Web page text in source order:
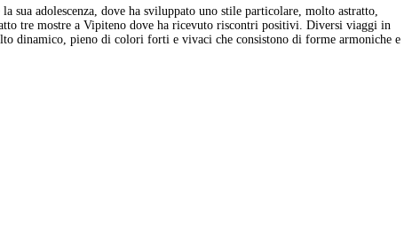
sua adolescenza, dove ha sviluppato uno stile particolare, molto astratto,
tre mostre a Vipiteno dove ha ricevuto riscontri positivi. Diversi viaggi in
dinamico, pieno di colori forti e vivaci che consistono di forme armoniche e